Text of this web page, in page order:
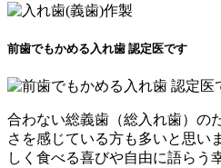
前歯でもかめる入れ歯 認定医です
合わない総義歯（総入れ歯）の
さを感じている方も多いと思い
しく食べる喜びや自由に語らう